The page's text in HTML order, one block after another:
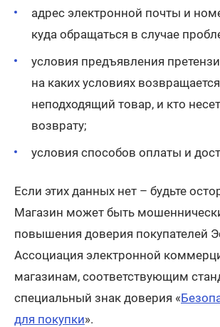
адрес электронной почты и
куда обращаться в случае
условия предъявления
на каких условиях возвращается
неподходящий товар, и кто
возврату;
условия способов оплаты и
Если этих данных нет – будьте
Магазин может быть
повышения доверия покупателей
Ассоциация электронной
магазинам, соответствующим
специальный знак доверия «
для покупкиОткроется в новом окне
».